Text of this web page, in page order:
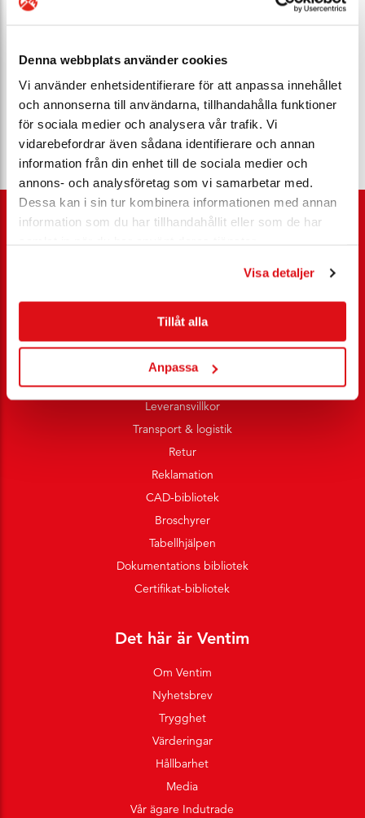
Denna webbplats använder cookies
Vi använder enhetsidentifierare för att anpassa innehållet
och annonserna till användarna, tillhandahålla funktioner
för sociala medier och analysera vår trafik. Vi
vidarebefordrar även sådana identifierare och annan
information från din enhet till de sociala medier och
annons- och analysföretag som vi samarbetar med.
Dessa kan i sin tur kombinera informationen med annan
information som du har tillhandahållit eller som de har
Visa detaljer
Tillåt alla
Anpassa
Ansöka nykund
Rådgivning
Villkor e-handel
Leveransvillkor
Transport & logistik
Retur
Reklamation
CAD-bibliotek
Broschyrer
Tabellhjälpen
Dokumentations bibliotek
Certifikat-bibliotek
Det här är Ventim
Om Ventim
Nyhetsbrev
Trygghet
Värderingar
Hållbarhet
Media
Vår ägare Indutrade